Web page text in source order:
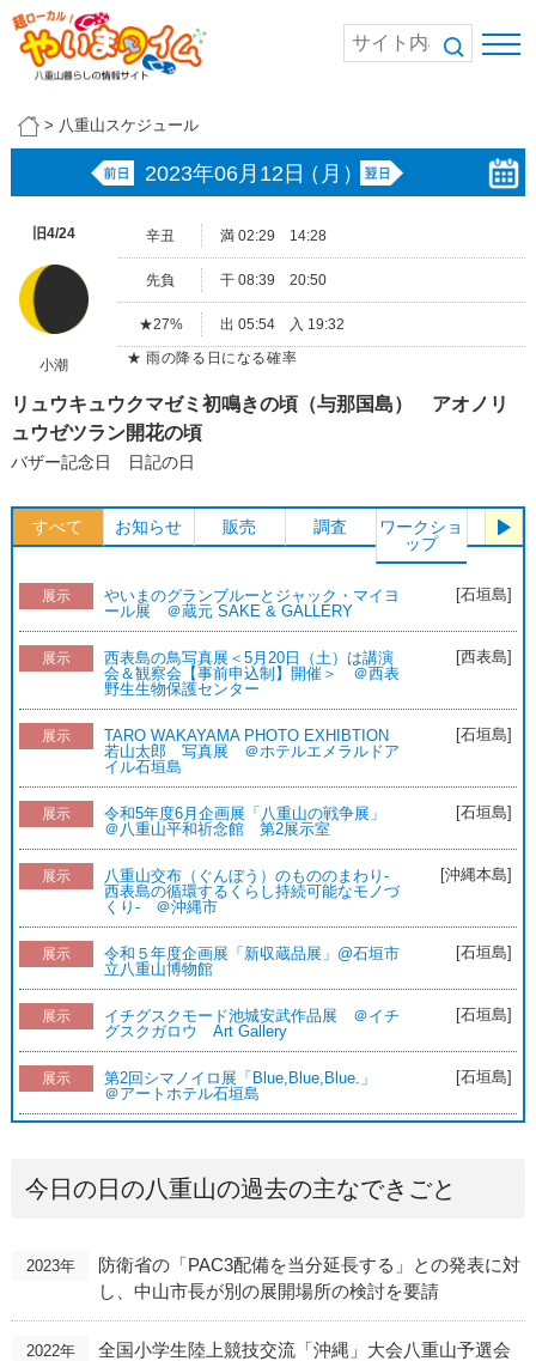
> 八重山スケジュール
2023年06月12日（月）
旧4/24
小潮
辛丑 満 02:29 14:28
先負 干 08:39 20:50
★27%
出 05:54 入 19:32
★ 雨の降る日になる確率
リュウキュウクマゼミ初鳴きの頃（与那国島） アオノリ
ュウゼツラン開花の頃
バザー記念日 日記の日
すべて お知らせ 販売 調査
ワークショ
ップ
体験
展示
やいまのグランブルーとジャック・マイヨ
ール展 ＠蔵元 SAKE & GALLERY
[石垣島]
展示
西表島の鳥写真展＜5月20日（土）は講演
会＆観察会【事前申込制】開催＞ ＠西表
野生生物保護センター
[西表島]
展示
TARO WAKAYAMA PHOTO EXHIBTION
若山太郎 写真展 ＠ホテルエメラルドア
イル石垣島
[石垣島]
展示
令和5年度6月企画展「八重山の戦争展」
＠八重山平和祈念館 第2展示室
[石垣島]
展示
八重山交布（ぐんぼう）のもののまわり-
西表島の循環するくらし持続可能なモノづ
くり- ＠沖縄市
[沖縄本島]
展示
令和５年度企画展「新収蔵品展」@石垣市
立八重山博物館
[石垣島]
展示
イチグスクモード池城安武作品展 ＠イチ
グスクガロウ Art Gallery
[石垣島]
展示
第2回シマノイロ展「Blue,Blue,Blue.」
＠アートホテル石垣島
[石垣島]
今日の日の八重山の過去の主なできごと
2023年
防衛省の「PAC3配備を当分延長する」との発表に対
し、中山市長が別の展開場所の検討を要請
2022年
全国小学生陸上競技交流「沖縄」大会八重山予選会